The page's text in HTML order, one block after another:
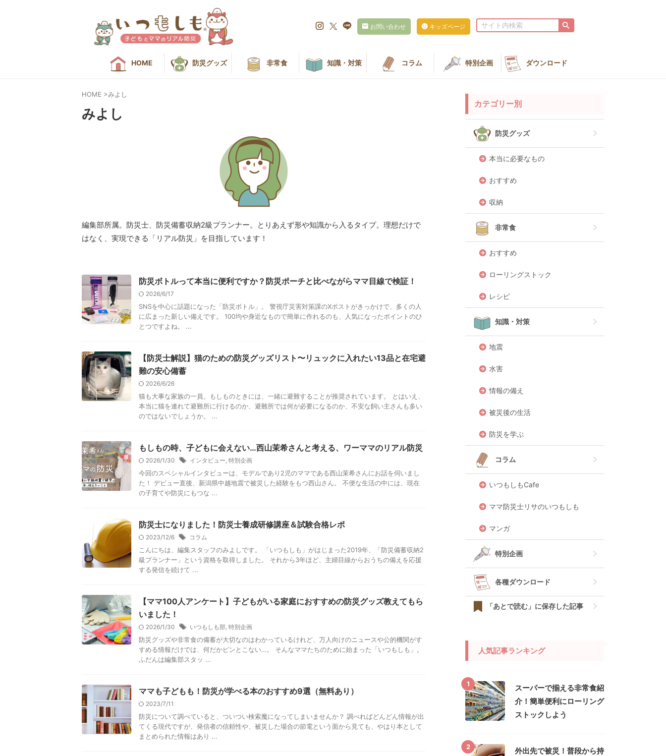
お問い合わせ キッズページ
HOME 防災グッズ 非常食 知識・対策 コラム 特別企画 ダウンロード
HOME >みよし
みよし
編集部所属。防災士、防災備蓄収納2級プランナー。とりあえず形や知識から入るタイプ。理想だけで
はなく、実現できる「リアル防災」を目指しています！
防災ボトルって本当に便利ですか？防災ポーチと比べながらママ目線で検証！
2026/6/17
SNSを中心に話題になった「防災ボトル」。 警視庁災害対策課のXポストがきっかけで、多くの人
に広まった新しい備えです。 100均や身近なもので簡単に作れるのも、人気になったポイントのひ
とつですよね。 ...
【防災士解説】猫のための防災グッズリスト〜リュックに入れたい13品と在宅避
難の安心備蓄
2026/6/26
猫も大事な家族の一員。もしものときには、一緒に避難することが推奨されています。 とはいえ、
本当に猫を連れて避難所に行けるのか、避難所では何が必要になるのか、不安な飼い主さんも多い
のではないでしょうか。 ...
もしもの時、子どもに会えない…西山茉希さんと考える、ワーママのリアル防災
2026/1/30 インタビュー 特別企画
今回のスペシャルインタビューは、モデルであり2児のママである西山茉希さんにお話を伺いまし
た！ デビュー直後、新潟県中越地震で被災した経験をもつ西山さん。 不便な生活の中には、現在
の子育てや防災にもつな ...
防災士になりました！防災士養成研修講座＆試験合格レポ
2023/12/6 コラム
こんにちは、編集スタッフのみよしです。 「いつもしも」がはじまった2019年、「防災備蓄収納2
級プランナー」という資格を取得しました。 それから3年ほど、主婦目線からおうちの備えを応援
する発信を続けて ...
【ママ100人アンケート】子どもがいる家庭におすすめの防災グッズ教えてもら
いました！
2026/1/30 いつもしも部 特別企画
防災グッズや非常食の備蓄が大切なのはわかっているけれど、万人向けのニュースや公的機関がす
すめる情報だけでは、何だかピンとこない…。 そんなママたちのために始まった「いつもしも」。
ふだんは編集部スタッ ...
ママも子どもも！防災が学べる本のおすすめ9選（無料あり）
2023/7/11
防災について調べていると、ついつい検索魔になってしまいませんか？ 調べればどんどん情報が出
てくる現代ですが、発信者の信頼性や、被災した場合の節電という面から見ても、やはり本として
まとめられた情報はあり ...
カテゴリー別
防災グッズ
本当に必要なもの
おすすめ
収納
非常食
おすすめ
ローリングストック
レシピ
知識・対策
地震
水害
情報の備え
被災後の生活
防災を学ぶ
コラム
いつもしもCafe
ママ防災士リサのいつもしも
マンガ
特別企画
各種ダウンロード
「あとで読む」に保存した記事
人気記事ランキング
1
スーパーで揃える非常食紹
介！簡単便利にローリング
ストックしよう
2
外出先で被災！普段から持